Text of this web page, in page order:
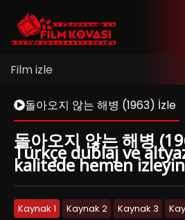
Film izle
돌아오지 않는 해병 (1963) İzle
돌아오지 않는 해병
Türkçe dublaj ve
kalitede hemen
Kaynak 1 Kaynak 2 Kaynak 3